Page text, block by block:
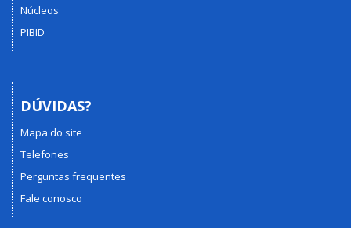
Núcleos
PIBID
DÚVIDAS?
Mapa do site
Telefones
Perguntas frequentes
Fale conosco